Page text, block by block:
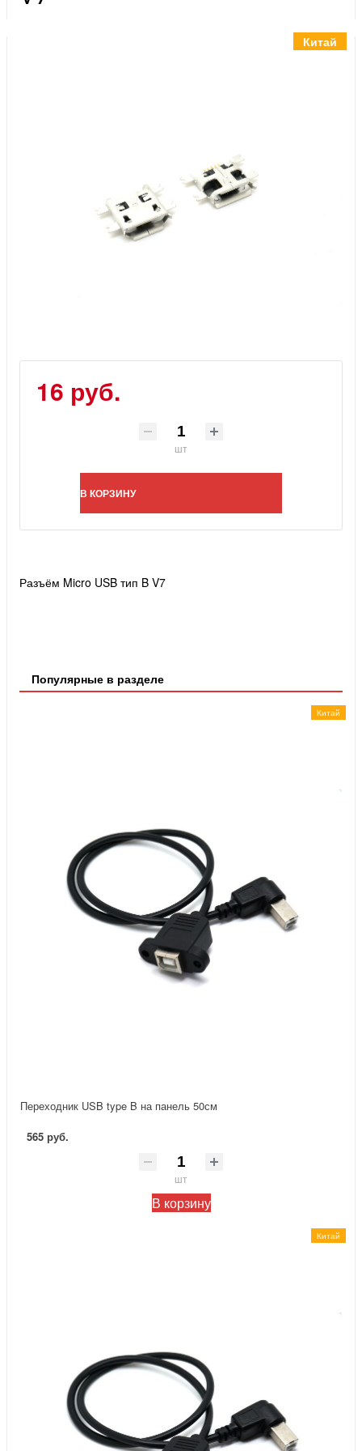
Китай
16 руб.
шт
В КОРЗИНУ
Разъём Micro USB тип B V7
Популярные в разделе
Китай
Переходник USB type B на панель 50см
565 руб.
шт
В корзину
Китай